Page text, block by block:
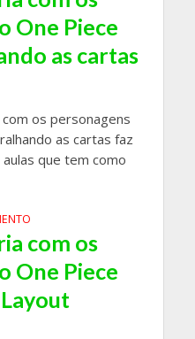
One Piece
as cartas
os personagens
as cartas faz
que tem como
com os
One Piece